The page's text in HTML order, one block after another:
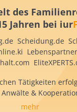
des
Jahren bei iur
Scheidung.de
Tätigkeiten
&
mehr